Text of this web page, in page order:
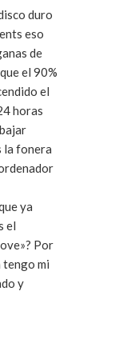
duro
eso
de
el 90%
el
horas
la fonera
ya
el
Por
mi
y